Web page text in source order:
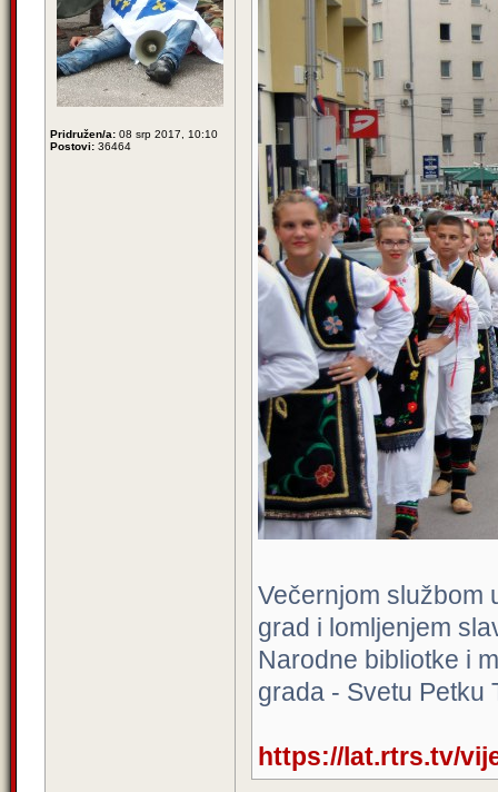
Pridružen/a: 08 srp 2017, 10:10
Postovi: 36464
Večernjom službom
grad i lomljenjem
Narodne bibliotke i
grada - Svetu Petku
https://lat.rtrs.tv/